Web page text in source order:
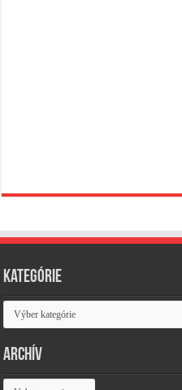
Kategórie
Kategórie
Archív
Archív